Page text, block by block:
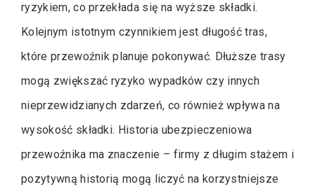
ryzykiem, co przekłada się na wyższe składki.
Kolejnym istotnym czynnikiem jest długość tras,
które przewoźnik planuje pokonywać. Dłuższe trasy
mogą zwiększać ryzyko wypadków czy innych
nieprzewidzianych zdarzeń, co również wpływa na
wysokość składki. Historia ubezpieczeniowa
przewoźnika ma znaczenie – firmy z długim stażem i
pozytywną historią mogą liczyć na korzystniejsze